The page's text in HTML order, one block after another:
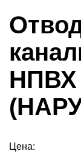
НПВХ
Цена: